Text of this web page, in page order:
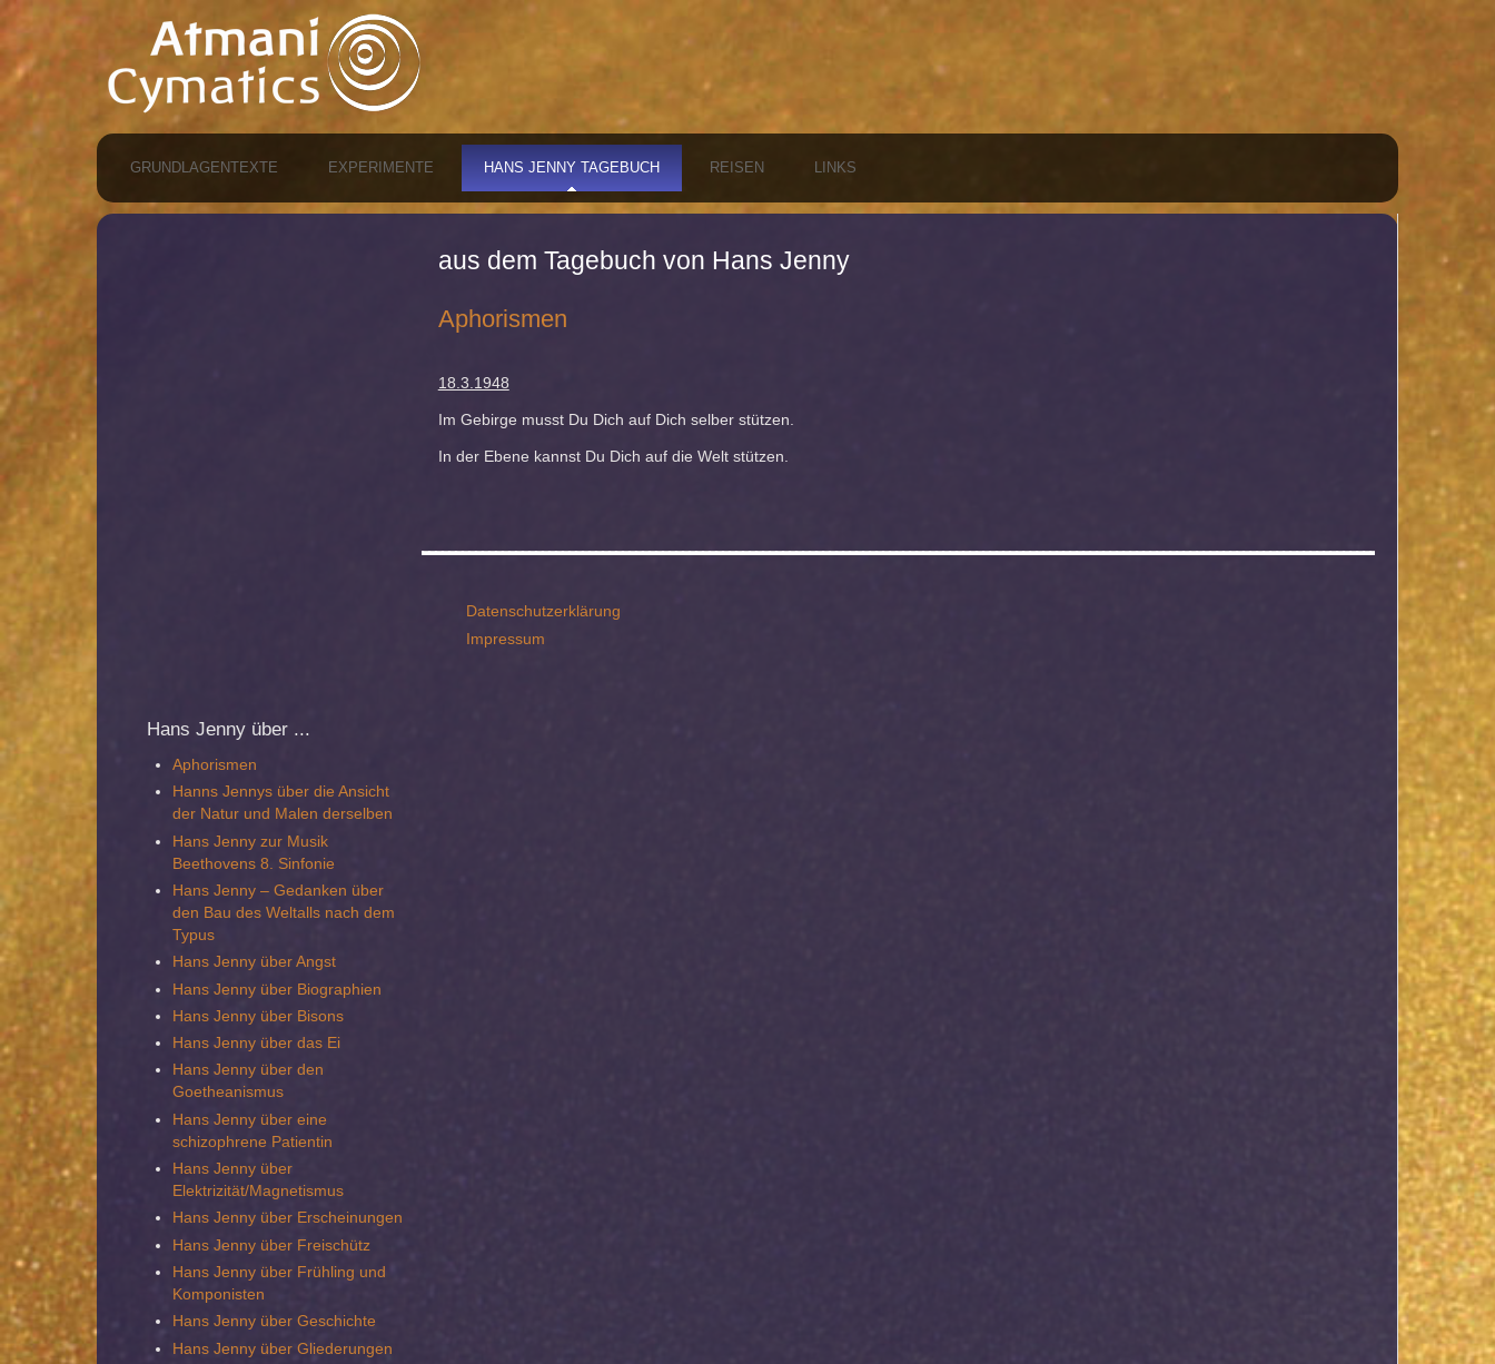
GRUNDLAGENTEXTE EXPERIMENTE HANS JENNY TAGEBUCH REISEN LINKS
aus dem Tagebuch von Hans Jenny
Aphorismen
18.3.1948
Im Gebirge musst Du Dich auf Dich selber stützen.
In der Ebene kannst Du Dich auf die Welt stützen.
Datenschutzerklärung
Impressum
Hans Jenny über ...
Aphorismen
Hanns Jennys über die Ansicht
der Natur und Malen derselben
Hans Jenny zur Musik
Beethovens 8. Sinfonie
Hans Jenny – Gedanken über
den Bau des Weltalls nach dem
Typus
Hans Jenny über Angst
Hans Jenny über Biographien
Hans Jenny über Bisons
Hans Jenny über das Ei
Hans Jenny über den
Goetheanismus
Hans Jenny über eine
schizophrene Patientin
Hans Jenny über
Elektrizität/Magnetismus
Hans Jenny über Erscheinungen
Hans Jenny über Freischütz
Hans Jenny über Frühling und
Komponisten
Hans Jenny über Geschichte
Hans Jenny über Gliederungen